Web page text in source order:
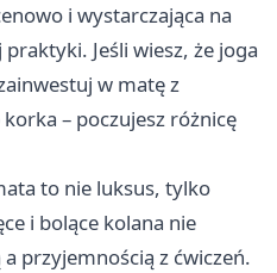
i wystarczająca na
Jeśli wiesz, że joga
w matę z
– poczujesz różnicę
to nie luksus, tylko
i bolące kolana nie
przyjemnością z ćwiczeń.